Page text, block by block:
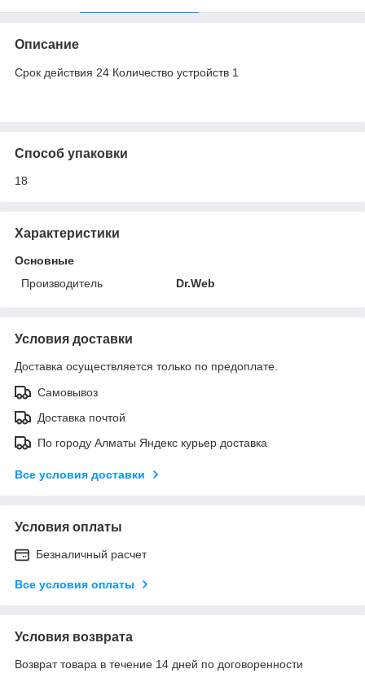
Описание
Срок действия 24 Количество устройств 1
Способ упаковки
18
Характеристики
Основные
Производитель
Dr.Web
Условия доставки
Доставка осуществляется только по предоплате.
Самовывоз
Доставка почтой
По городу Алматы Яндекс курьер доставка
Все условия доставки
Условия оплаты
Безналичный расчет
Все условия оплаты
Условия возврата
Возврат товара в течение 14 дней по договоренности